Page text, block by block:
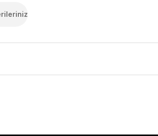
bozuk veya görüntülenemiyor.